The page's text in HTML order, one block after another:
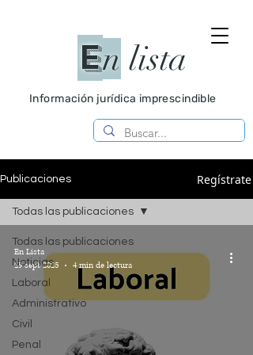
En lista
Información jurídica imprescindible
Publicaciones Regístrate
Todas las publicaciones
Noticias
Laboral
Administrativo
Civil
Penal
Todas las publicaciones
En Lista
29 sept 2025
4 min de lectura